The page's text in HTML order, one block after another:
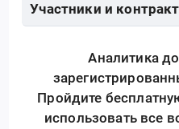
Участники и
Аналитика
Пройдите
использовать все